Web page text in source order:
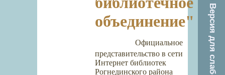
объединение"
Официальное
представительство в сети
Интернет библиотек
Рогнединского района